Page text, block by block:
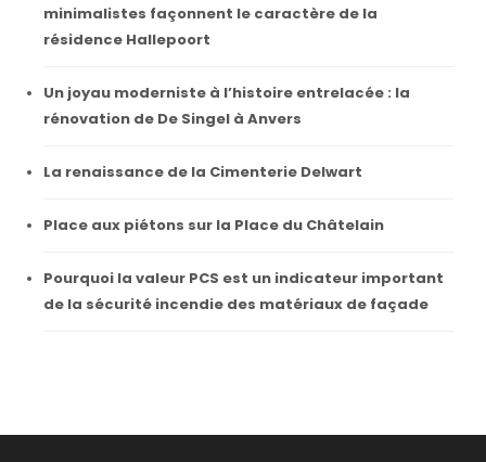
minimalistes façonnent le caractère de la
résidence Hallepoort
Un joyau moderniste à l’histoire entrelacée : la
rénovation de De Singel à Anvers
La renaissance de la Cimenterie Delwart
Place aux piétons sur la Place du Châtelain
Pourquoi la valeur PCS est un indicateur important
de la sécurité incendie des matériaux de façade